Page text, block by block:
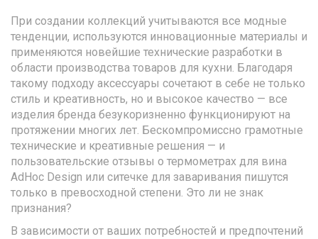
При создании коллекций учитываются все модные
тенденции, используются инновационные материалы и
применяются новейшие технические разработки в
области производства товаров для кухни. Благодаря
такому подходу аксессуары сочетают в себе не только
стиль и креативность, но и высокое качество — все
изделия бренда безукоризненно функционируют на
протяжении многих лет. Бескомпромиссно грамотные
технические и креативные решения — и
пользовательские отзывы о термометрах для вина
AdHoc Design или ситечке для заваривания пишутся
только в превосходной степени. Это ли не знак
признания?
В зависимости от ваших потребностей и предпочтений